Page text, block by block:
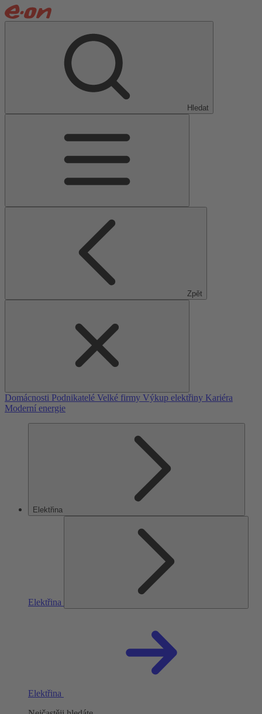
Hledat
Zpět
Domácnosti Podnikatelé Velké firmy Výkup elektřiny Kariéra
Moderní energie
Elektřina
Elektřina
Elektřina